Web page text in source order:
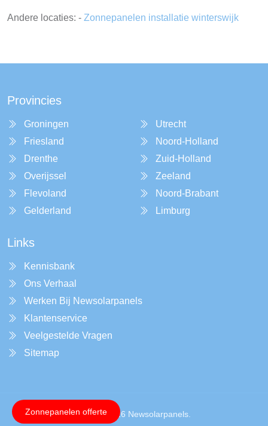
Andere locaties: - Zonnepanelen installatie winterswijk
Provincies
Groningen
Friesland
Drenthe
Overijssel
Flevoland
Gelderland
Utrecht
Noord-Holland
Zuid-Holland
Zeeland
Noord-Brabant
Limburg
Links
Kennisbank
Ons Verhaal
Werken Bij Newsolarpanels
Klantenservice
Veelgestelde Vragen
Sitemap
Copyright © 2026 Newsolarpanels.
Zonnepanelen offerte